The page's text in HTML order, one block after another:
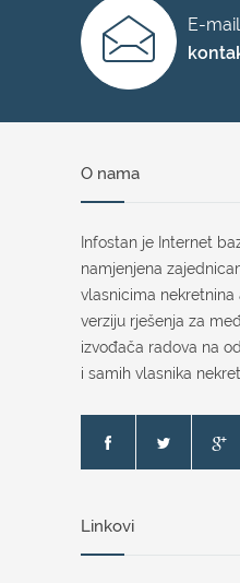
E-
O nama
Infostan je Internet
namjenjena
vlasnicima
verziju rješenja za
izvođača radova na
i samih vlasnika
Linkovi